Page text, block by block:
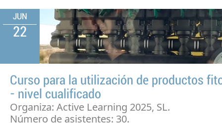
JUN
22
Curso para la utilización de productos
- nivel cualificado
Organiza: Active Learning 2025, SL.
Número de asistentes: 30.